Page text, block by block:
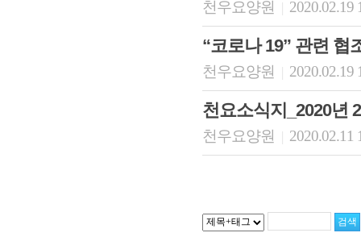
천우요양원 2020.02.19
“코로나 19” 관련 협
천우요양원 2020.02.19
천요소식지_2020년
천우요양원 2020.02.11